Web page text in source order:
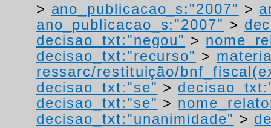
> ano_publicacao_s:"2007" >
ano_publicacao_s:"2007" >
decisao_txt:"negou" >
decisao_txt:"recurso" >
ressarc/restituição/
decisao_txt:"se" >
decisao_txt:"se" >
decisao_txt:"unanimidade" >